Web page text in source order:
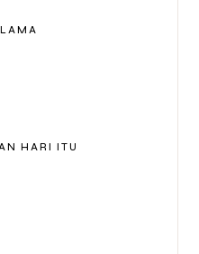
HARI ITU